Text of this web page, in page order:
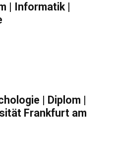
| Informatik |
| Diplom |
Frankfurt am